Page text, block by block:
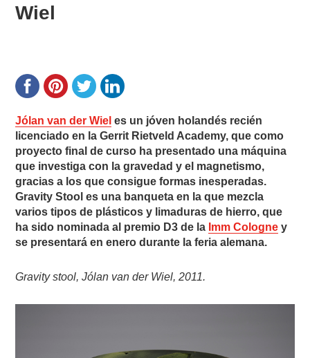
Wiel
Jólan van der Wiel es un jóven holandés recién
licenciado en la Gerrit Rietveld Academy, que como
proyecto final de curso ha presentado una máquina
que investiga con la gravedad y el magnetismo,
gracias a los que consigue formas inesperadas.
Gravity Stool es una banqueta en la que mezcla
varios tipos de plásticos y limaduras de hierro, que
ha sido nominada al premio D3 de la Imm Cologne y
se presentará en enero durante la feria alemana.
Gravity stool, Jólan van der Wiel, 2011.